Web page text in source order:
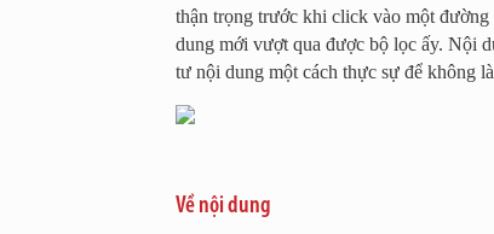
thận trọng trước khi click vào một
dung mới vượt qua được bộ lọc ấy. Nội
tư nội dung một cách thực sự để không
Về nội dung